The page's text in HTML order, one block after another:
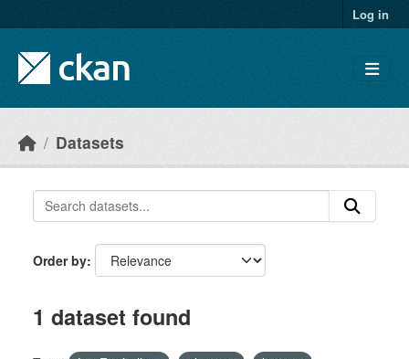
Log in
Datasets
Order by
1 dataset found